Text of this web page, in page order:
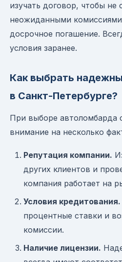
изучать договор, чтобы не
неожиданными
досрочное погашение.
условия заранее.
Как выбрать
в Санкт-Петербурге?
При выборе автоломбарда
внимание на несколько
Репутация компании.
других клиентов и
компания работает на
Условия кредитования.
процентные ставки и
комиссии.
Наличие лицензии.